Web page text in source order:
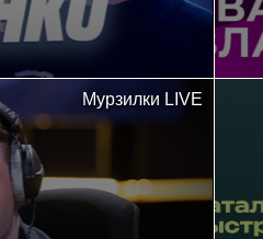
Мурзилки LIVE